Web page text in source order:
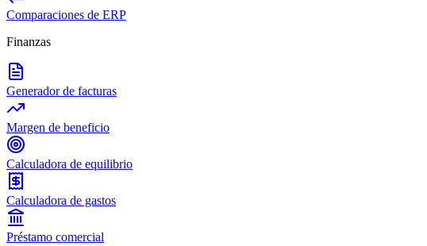
Comparaciones de ERP
Finanzas
Generador de facturas
Margen de beneficio
Calculadora de equilibrio
Calculadora de gastos
Préstamo comercial